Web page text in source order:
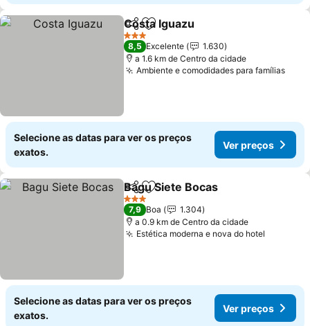
PartilharAdicionar aos favoritos
Costa Iguazu
3 Estrelas
8,5 Excelente
1.630
a 1.6 km de Centro da cidade
Ambiente e comodidades para famíliasVer
Selecione as datas para ver os preços
exatos.
Ver preços
PartilharAdicionar aos favoritos
Bagu Siete Bocas
3 Estrelas
7,9 Boa
1.304
a 0.9 km de Centro da cidade
Estética moderna e nova do hotel
Selecione as datas para ver os preços
exatos.
Ver preços